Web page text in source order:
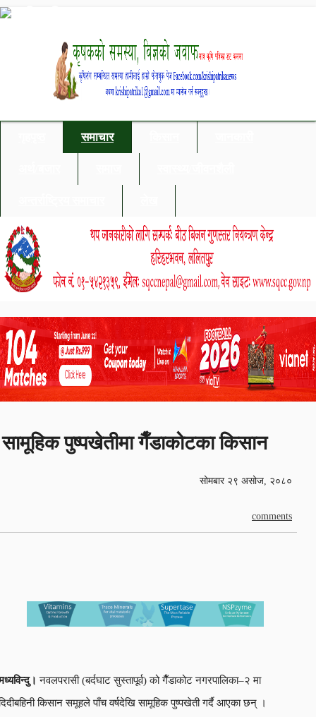
समाचार
सामूहिक पुष्पखेतीमा गैँडाकोटका किसान
सोमबार २९ असोज, २०८०
comments
नवलपरासी (बर्दघाट सुस्तापूर्व) को गैँडाकोट नगरपालिका–२ मा
किसान समूहले पाँच वर्षदेखि सामूहिक पुष्पखेती गर्दै आएका छन् ।